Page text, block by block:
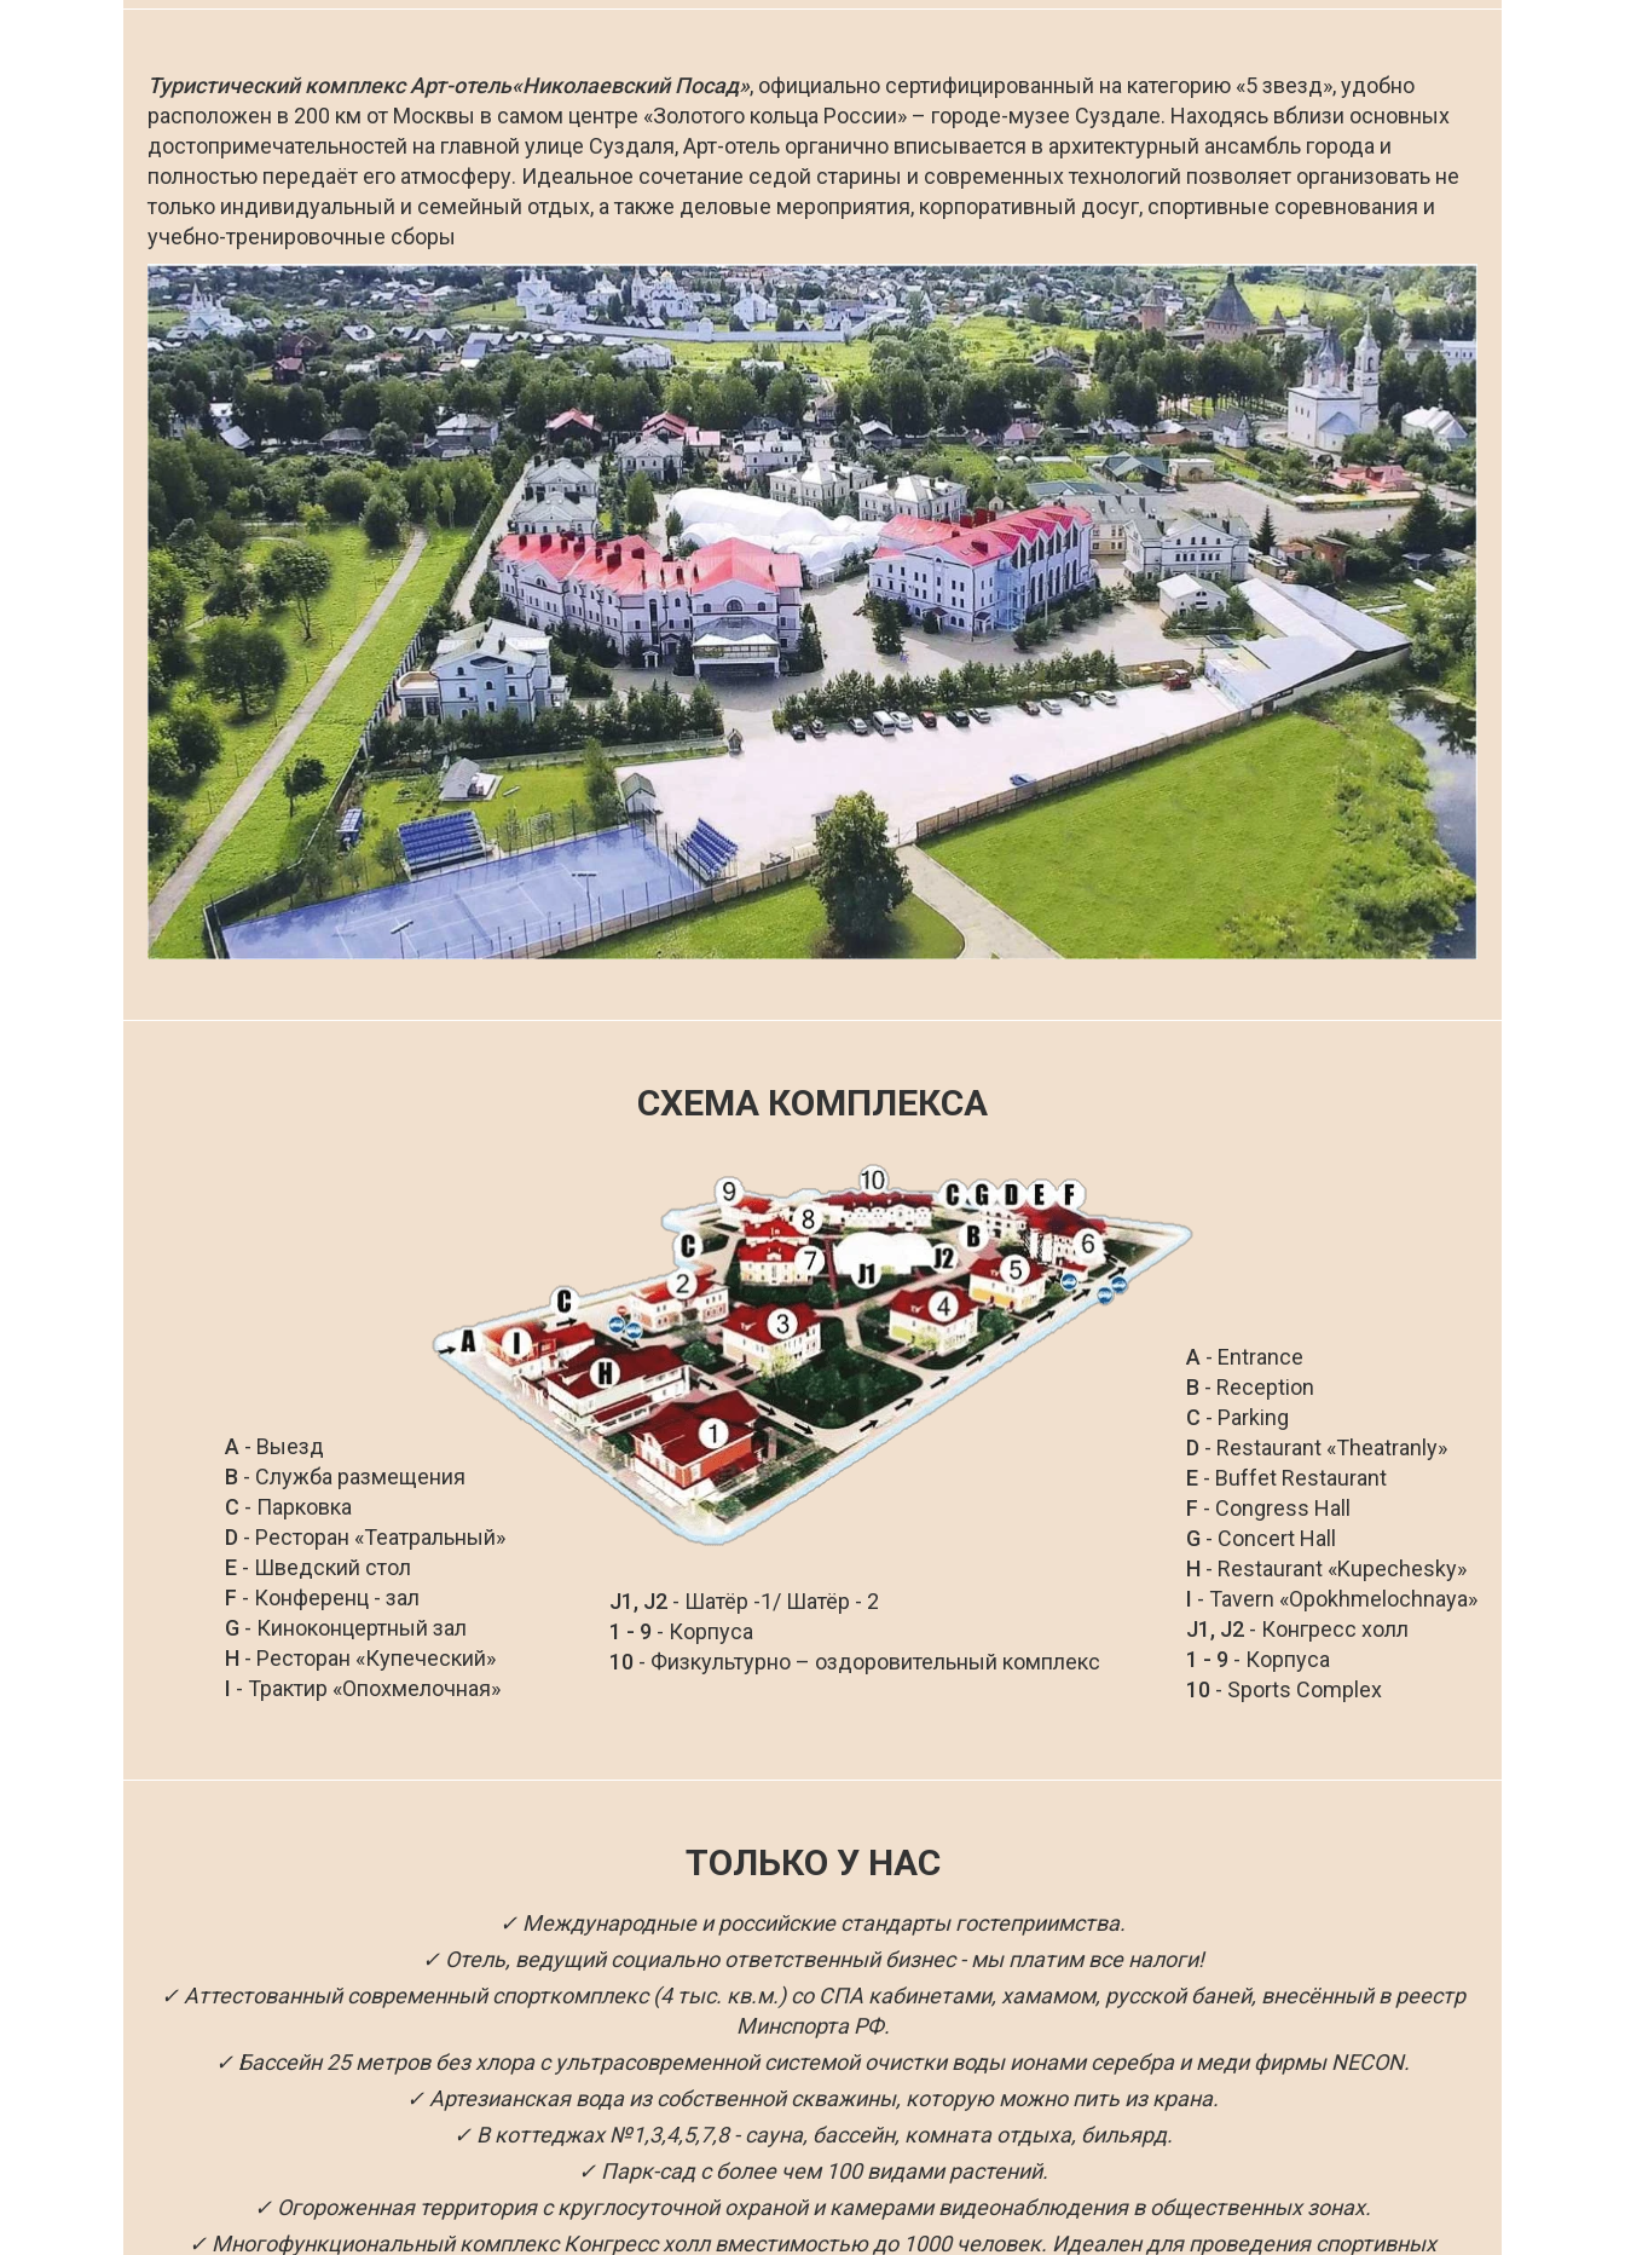
Туристический комплекс Арт-отель«Николаевский Посад», официально сертифицированный на категорию «5 звезд», удобно
расположен в 200 км от Москвы в самом центре «Золотого кольца России» – городе-музее Суздале. Находясь вблизи основных
достопримечательностей на главной улице Суздаля, Арт-отель органично вписывается в архитектурный ансамбль города и
полностью передаёт его атмосферу. Идеальное сочетание седой старины и современных технологий позволяет организовать не
только индивидуальный и семейный отдых, а также деловые мероприятия, корпоративный досуг, спортивные соревнования и
учебно-тренировочные сборы
СХЕМА КОМПЛЕКСА
A - Выезд
B - Служба размещения
C - Парковка
D - Ресторан «Театральный»
E - Шведский стол
F - Конференц - зал
G - Киноконцертный зал
H - Ресторан «Купеческий»
I - Трактир «Опохмелочная»
J1, J2 - Шатёр -1/ Шатёр - 2
1 - 9 - Корпуса
10 - Физкультурно – оздоровительный комплекс
A - Entrance
B - Reception
C - Parking
D - Restaurant «Theatranly»
E - Buffet Restaurant
F - Congress Hall
G - Concert Hall
H - Restaurant «Kupechesky»
I - Tavern «Opokhmelochnaya»
J1, J2 - Конгресс холл
1 - 9 - Корпуса
10 - Sports Complex
ТОЛЬКО У НАС
✓ Международные и российские стандарты гостеприимства.
✓ Отель, ведущий социально ответственный бизнес - мы платим все налоги!
✓ Аттестованный современный спорткомплекс (4 тыс. кв.м.) со СПА кабинетами, хамамом, русской баней, внесённый в реестр
Минспорта РФ.
✓ Бассейн 25 метров без хлора с ультрасовременной системой очистки воды ионами серебра и меди фирмы NECON.
✓ Артезианская вода из собственной скважины, которую можно пить из крана.
✓ В коттеджах №1,3,4,5,7,8 - сауна, бассейн, комната отдыха, бильярд.
✓ Парк-сад с более чем 100 видами растений.
✓ Огороженная территория с круглосуточной охраной и камерами видеонаблюдения в общественных зонах.
✓ Многофункциональный комплекс Конгресс холл вместимостью до 1000 человек. Идеален для проведения спортивных